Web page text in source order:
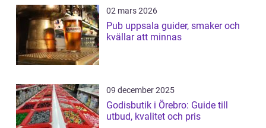
02 mars 2026
Pub uppsala guider, smaker och
kvällar att minnas
09 december 2025
Godisbutik i Örebro: Guide till
utbud, kvalitet och pris